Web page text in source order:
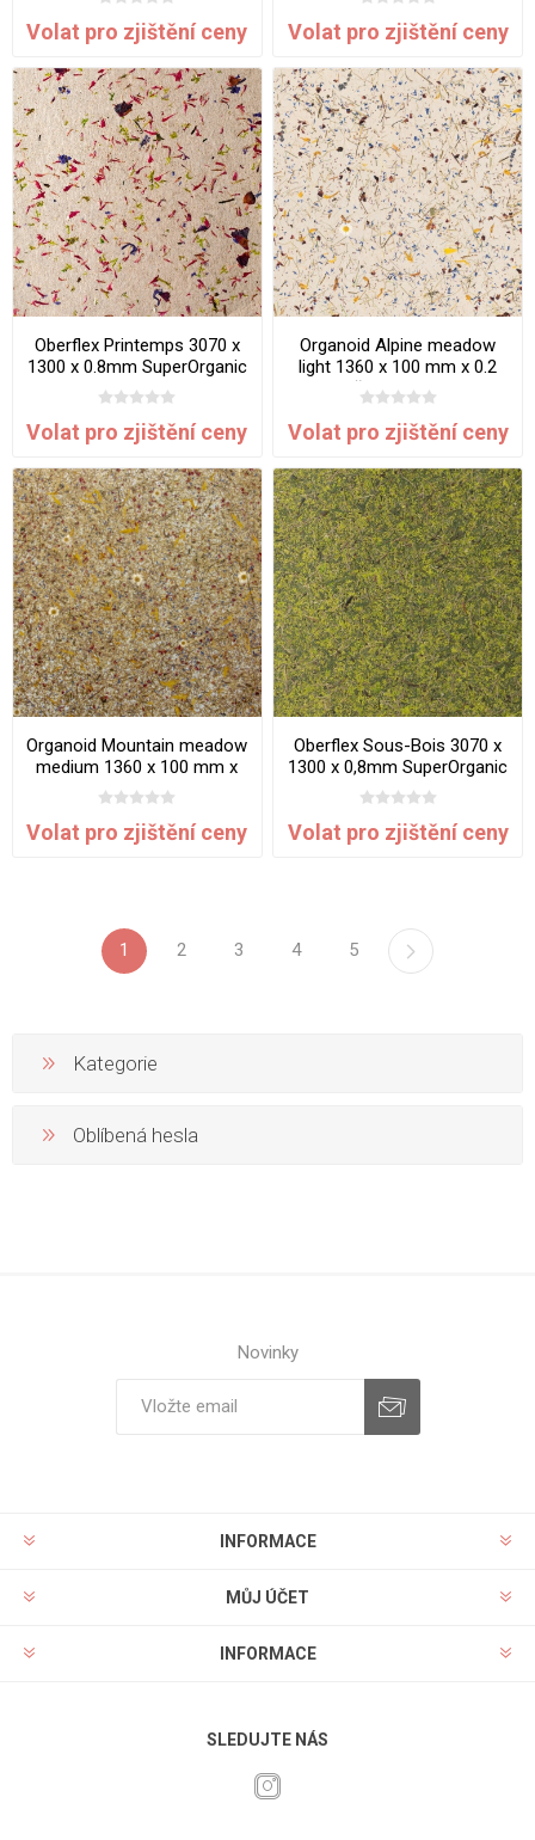
Volat pro zjištění ceny Volat pro zjištění ceny
Oberflex Printemps 3070 x
1300 x 0.8mm SuperOrganic
Volat pro zjištění ceny
Organoid Alpine meadow
light 1360 x 100 mm x 0.2
mm - lněná netkaná textilie
Volat pro zjištění ceny
Organoid Mountain meadow
medium 1360 x 100 mm x
0.5 mm - samolepící
průsvitný
Volat pro zjištění ceny
Oberflex Sous-Bois 3070 x
1300 x 0,8mm SuperOrganic
Volat pro zjištění ceny
1 2 3 4 5
Kategorie
Oblíbená hesla
Novinky
INFORMACE
MŮJ ÚČET
INFORMACE
SLEDUJTE NÁS